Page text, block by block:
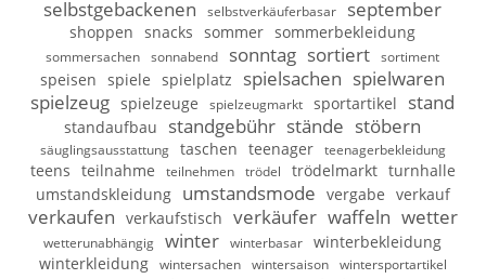
selbstgebackenen selbstverkäuferbasar september
shoppen snacks sommer sommerbekleidung
sommersachen sonnabend sonntag sortiert sortiment
speisen spiele spielplatz spielsachen spielwaren
spielzeug spielzeuge spielzeugmarkt sportartikel stand
standaufbau standgebühr stände stöbern
säuglingsausstattung taschen teenager teenagerbekleidung
teens teilnahme teilnehmen trödel trödelmarkt turnhalle
umstandskleidung umstandsmode vergabe verkauf
verkaufen verkaufstisch verkäufer waffeln wetter
wetterunabhängig winter winterbasar
winterbekleidung
winterkleidung
wintersachen wintersaison wintersportartikel